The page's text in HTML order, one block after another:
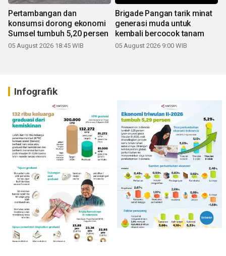
Pertambangan dan
konsumsi dorong ekonomi
Sumsel tumbuh 5,20 persen
05 August 2026 18:45 WIB
Brigade Pangan tarik minat
generasi muda untuk
kembali bercocok tanam
05 August 2026 9:00 WIB
Infografik